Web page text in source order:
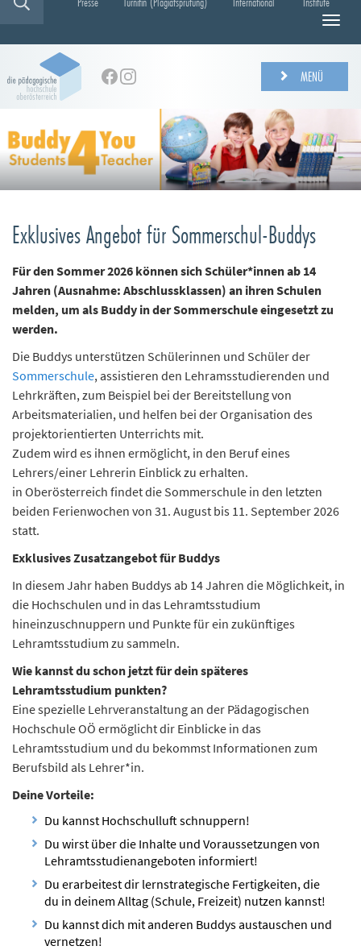
N
g
i
o
n
e
s
MENÜ
Exklusives Angebot für Sommerschul-Buddys
Für den Sommer 2026 können sich Schüler*innen ab 14
Jahren (Ausnahme: Abschlussklassen) an ihren Schulen
melden, um als Buddy in der Sommerschule eingesetzt zu
werden.
Die Buddys unterstützen Schülerinnen und Schüler der
Sommerschule, assistieren den Lehramsstudierenden und
Lehrkräften, zum Beispiel bei der Bereitstellung von
Arbeitsmaterialien, und helfen bei der Organisation des
projektorientierten Unterrichts mit.
Zudem wird es ihnen ermöglicht, in den Beruf eines
Lehrers/einer Lehrerin Einblick zu erhalten.
in Oberösterreich findet die Sommerschule in den letzten
beiden Ferienwochen von 31. August bis 11. September 2026
statt.
Exklusives Zusatzangebot für Buddys
In diesem Jahr haben Buddys ab 14 Jahren die Möglichkeit, in
die Hochschulen und in das Lehramtsstudium
hineinzuschnuppern und Punkte für ein zukünftiges
Lehramtsstudium zu sammeln.
Wie kannst du schon jetzt für dein späteres
Lehramtsstudium punkten?
Eine spezielle Lehrveranstaltung an der Pädagogischen
Hochschule OÖ ermöglicht dir Einblicke in das
Lehramtsstudium und du bekommst Informationen zum
Berufsbild als Lehrer*in.
Deine Vorteile:
Du kannst Hochschulluft schnuppern!
Du wirst über die Inhalte und Voraussetzungen von
Lehramtsstudienangeboten informiert!
Du erarbeitest dir lernstrategische Fertigkeiten, die
du in deinem Alltag (Schule, Freizeit) nutzen kannst!
Du kannst dich mit anderen Buddys austauschen und
vernetzen!